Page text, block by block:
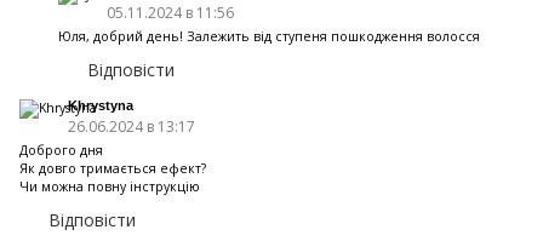
05.11.2024 в 11:56
Юля, добрий день! Залежить від ступеня пошкодження волосся
Відповісти
Khrystyna
26.06.2024 в 13:17
Доброго дня
Як довго тримається ефект?
Чи можна повну інструкцію
Відповісти